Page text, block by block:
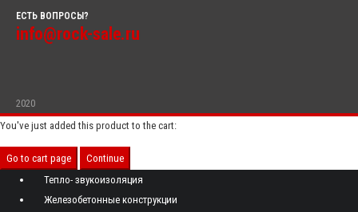
ЕСТЬ ВОПРОСЫ?
info@rock-sale.ru
2020
You've just added this product to the cart:
Go to cart page
Continue
Тепло- звукоизоляция
Железобетонные конструкции